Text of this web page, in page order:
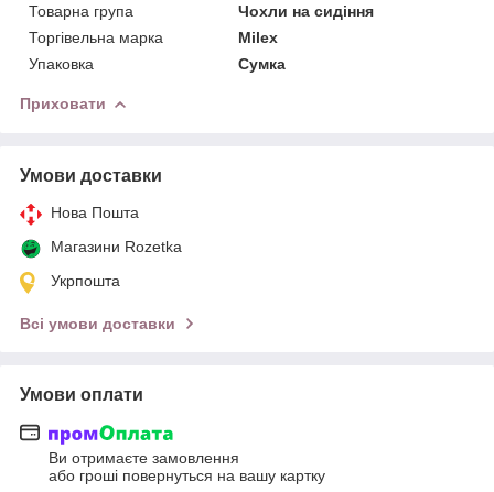
Товарна група
Чохли на сидіння
Торгівельна марка
Milex
Упаковка
Сумка
Приховати
Умови доставки
Нова Пошта
Магазини Rozetka
Укрпошта
Всі умови доставки
Умови оплати
Ви отримаєте замовлення
або гроші повернуться на вашу картку